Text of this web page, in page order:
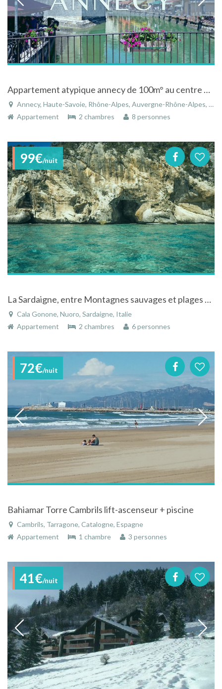
Appartement atypique annecy de 100m° au centre de tout les plaisirs et commodité
Annecy, Haute-Savoie, Rhône-Alpes, Auvergne-Rhône-Alpes, France
Appartement
2 chambres 8 personnes
99€/nuit
La Sardaigne, entre Montagnes sauvages et plages protégées
Cala Gonone, Nuoro, Sardaigne, Italie
Appartement
2 chambres 6 personnes
72€/nuit
Bahiamar Torre Cambrils lift-ascenseur + piscine
Cambrils, Tarragone, Catalogne, Espagne
Appartement
1 chambre 3 personnes
41€/nuit